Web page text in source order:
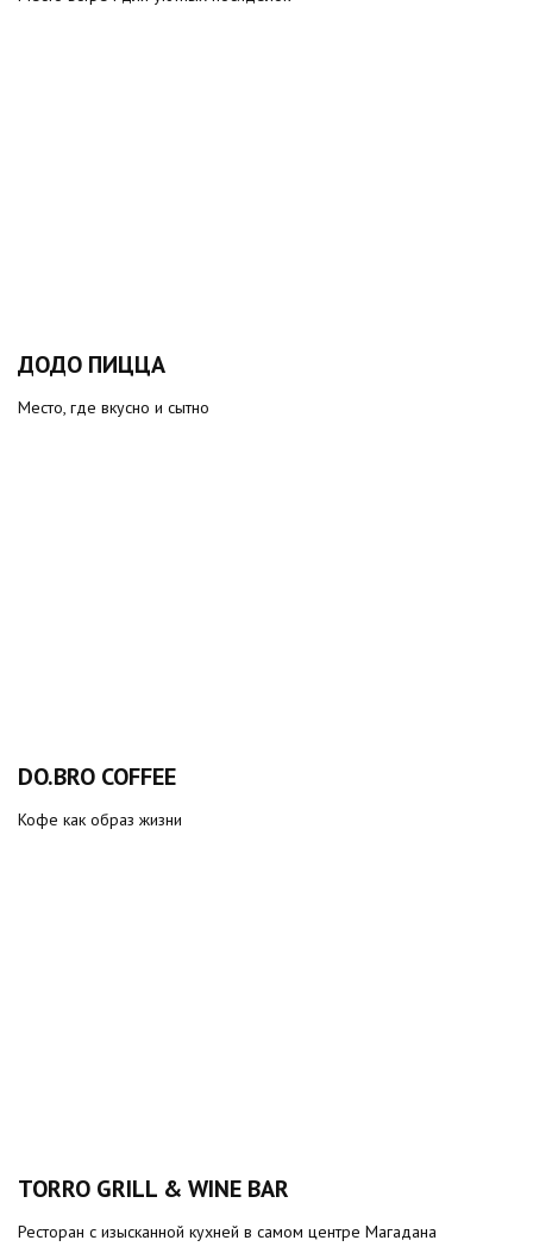
ДОДО ПИЦЦА
Место, где вкусно и сытно
DO.BRO COFFEE
Кофе как образ жизни
TORRO GRILL & WINE BAR
Ресторан с изысканной кухней в самом центре Магадана